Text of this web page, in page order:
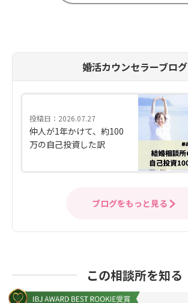
婚活カウンセラーブログ
投稿日：2026.07.27
仲人が1年かけて、約100
万の自己投資した訳
ブログをもっと見る
この相談所を知る